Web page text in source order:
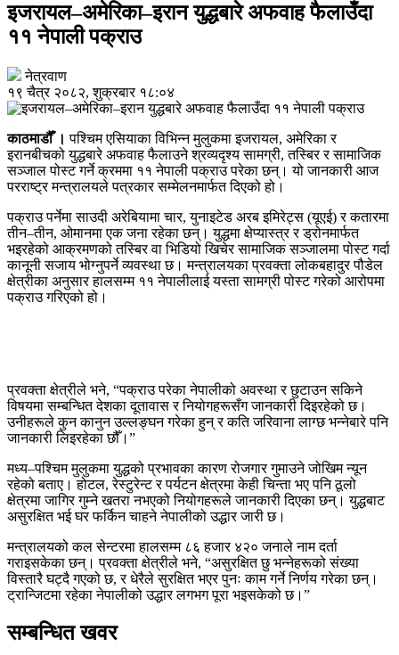
इजरायल–अमेरिका–इरान युद्धबारे अफवाह फैलाउँदा
११ नेपाली पक्राउ
नेत्रवाण
१९ चैत्र २०८२, शुक्रबार १८:०४
काठमाडौँ ।पश्चिम एसियाका विभिन्न मुलुकमा इजरायल, अमेरिका र
इरानबीचको युद्धबारे अफवाह फैलाउने श्रव्यदृश्य सामग्री, तस्बिर र सामाजिक
सञ्जाल पोस्ट गर्ने क्रममा ११ नेपाली पक्राउ परेका छन्। यो जानकारी आज
परराष्ट्र मन्त्रालयले पत्रकार सम्मेलनमार्फत दिएको हो।
पक्राउ पर्नेमा साउदी अरेबियामा चार, युनाइटेड अरब इमिरेट्स (यूएई) र कतारमा
तीन–तीन, ओमानमा एक जना रहेका छन्। युद्धमा क्षेप्यास्त्र र ड्रोनमार्फत
भइरहेको आक्रमणको तस्बिर वा भिडियो खिचेर सामाजिक सञ्जालमा पोस्ट गर्दा
कानूनी सजाय भोग्नुपर्ने व्यवस्था छ। मन्त्रालयका प्रवक्ता लोकबहादुर पौडेल
क्षेत्रीका अनुसार हालसम्म ११ नेपालीलाई यस्ता सामग्री पोस्ट गरेको आरोपमा
पक्राउ गरिएको हो।
प्रवक्ता क्षेत्रीले भने, “पक्राउ परेका नेपालीको अवस्था र छुटाउन सकिने
विषयमा सम्बन्धित देशका दूतावास र नियोगहरूसँग जानकारी दिइरहेको छ।
उनीहरूले कुन कानुन उल्लङ्घन गरेका हुन् र कति जरिवाना लाग्छ भन्नेबारे पनि
जानकारी लिइरहेका छौँ।”
मध्य–पश्चिम मुलुकमा युद्धको प्रभावका कारण रोजगार गुमाउने जोखिम न्यून
रहेको बताए। होटल, रेस्टुरेन्ट र पर्यटन क्षेत्रमा केही चिन्ता भए पनि ठूलो
क्षेत्रमा जागिर गुम्ने खतरा नभएको नियोगहरूले जानकारी दिएका छन्। युद्धबाट
असुरक्षित भई घर फर्किन चाहने नेपालीको उद्धार जारी छ।
मन्त्रालयको कल सेन्टरमा हालसम्म ८६ हजार ४२० जनाले नाम दर्ता
गराइसकेका छन्। प्रवक्ता क्षेत्रीले भने, “असुरक्षित छु भन्नेहरूको संख्या
विस्तारै घट्दै गएको छ, र धेरैले सुरक्षित भएर पुनः काम गर्ने निर्णय गरेका छन्।
ट्रान्जिटमा रहेका नेपालीको उद्धार लगभग पूरा भइसकेको छ।”
सम्बन्धित खवर